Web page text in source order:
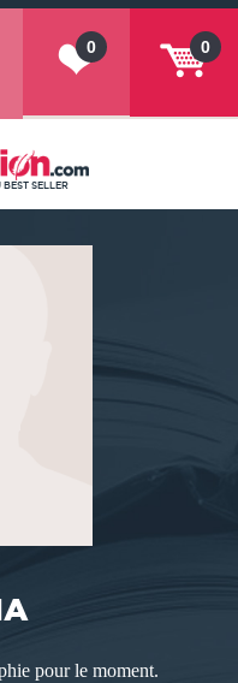
0
0
BEST SELLER
pour le moment.